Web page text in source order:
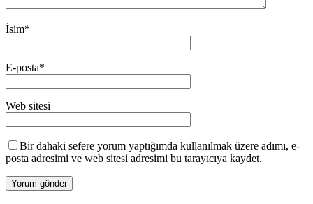
İsim*
E-posta*
Web sitesi
Bir dahaki sefere yorum yaptığımda kullanılmak üzere adımı, e-
posta adresimi ve web sitesi adresimi bu tarayıcıya kaydet.